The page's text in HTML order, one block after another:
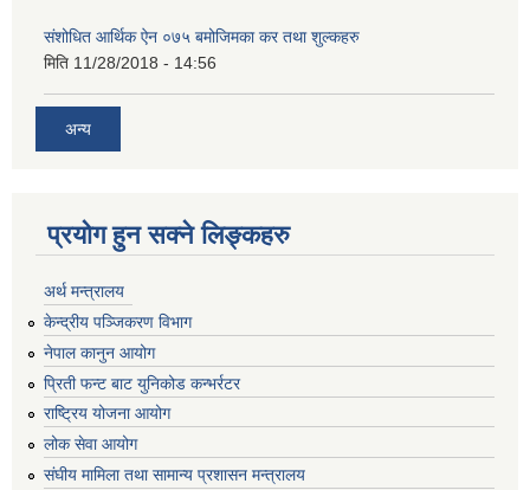
संशोधित आर्थिक ऐन ०७५ बमोजिमका कर तथा शुल्कहरु
मिति 11/28/2018 - 14:56
अन्य
प्रयोग हुन सक्ने लिङ्कहरु
अर्थ मन्त्रालय
केन्द्रीय पञ्जिकरण विभाग
नेपाल कानुन आयोग
प्रिती फन्ट बाट युनिकोड कन्भर्रटर
राष्ट्रिय योजना आयोग
लोक सेवा आयोग
संघीय मामिला तथा सामान्य प्रशासन मन्त्रालय